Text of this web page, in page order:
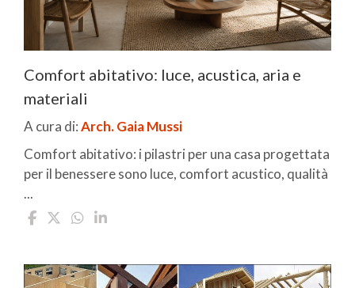
Comfort abitativo: luce, acustica, aria e
materiali
A cura di:Arch. Gaia Mussi
Comfort abitativo: i pilastri per una casa progettata
per il benessere sono luce, comfort acustico, qualità
...